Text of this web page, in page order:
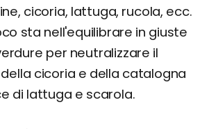
cicoria, lattuga, rucola, ecc.
sta nell'equilibrare in giuste
per neutralizzare il
cicoria e della catalogna
di lattuga e scarola.